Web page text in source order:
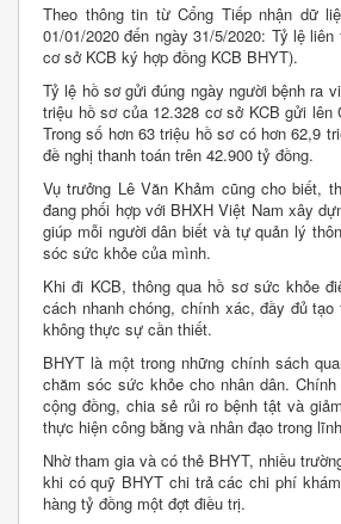
Theo thông tin từ Cổng Tiếp nhận dữ
01/01/2020 đến ngày 31/5/2020: Tỷ lệ
cơ sở KCB ký hợp đồng KCB BHYT).
Tỷ lệ hồ sơ gửi đúng ngày người bệnh ra
triệu hồ sơ của 12.328 cơ sở KCB gửi
Trong số hơn 63 triệu hồ sơ có hơn 62,9
đề nghị thanh toán trên 42.900 tỷ đồng.
Vụ trưởng Lê Văn Khảm cũng cho biết,
đang phối hợp với BHXH Việt Nam xây
giúp mỗi người dân biết và tự quản lý
sóc sức khỏe của mình.
Khi đi KCB, thông qua hồ sơ sức khỏe
cách nhanh chóng, chính xác, đầy đủ
không thực sự cần thiết.
BHYT là một trong những chính sách
chăm sóc sức khỏe cho nhân dân.
cộng đồng, chia sẻ rủi ro bệnh tật và
thực hiện công bằng và nhân đạo trong
Nhờ tham gia và có thẻ BHYT, nhiều
khi có quỹ BHYT chi trả các chi phí
hàng tỷ đồng một đợt điều trị.